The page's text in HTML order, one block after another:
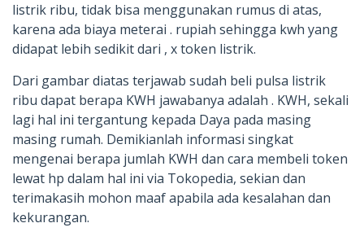
listrik ribu, tidak bisa menggunakan rumus di atas,
karena ada biaya meterai . rupiah sehingga kwh yang
didapat lebih sedikit dari , x token listrik.
Dari gambar diatas terjawab sudah beli pulsa listrik
ribu dapat berapa KWH jawabanya adalah . KWH, sekali
lagi hal ini tergantung kepada Daya pada masing
masing rumah. Demikianlah informasi singkat
mengenai berapa jumlah KWH dan cara membeli token
lewat hp dalam hal ini via Tokopedia, sekian dan
terimakasih mohon maaf apabila ada kesalahan dan
kekurangan.